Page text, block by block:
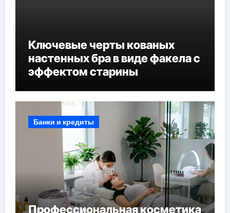
Ключевые черты кованых
настенных бра в виде факела с
эффектом старины
Банки и кредиты
Профессиональная косметика